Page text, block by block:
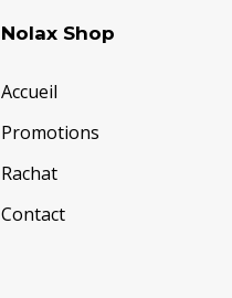
Nolax Shop
Accueil
Promotions
Rachat
Contact